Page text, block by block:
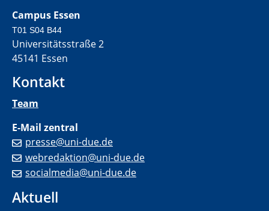
Campus Essen
T01 S04 B44
Universitätsstraße 2
45141 Essen
Kontakt
Team
E-Mail zentral
presse@uni-due.de
webredaktion@uni-due.de
socialmedia@uni-due.de
Aktuell